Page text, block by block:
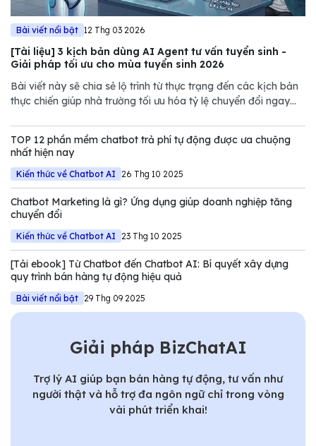
Bài viết nổi bật 12 Thg 03 2026
[Tài liệu] 3 kịch bản dùng AI Agent tư vấn tuyển sinh -
Giải pháp tối ưu cho mùa tuyển sinh 2026
Bài viết này sẽ chia sẻ lộ trình từ thực trạng đến các kịch bản
thực chiến giúp nhà trường tối ưu hóa tỷ lệ chuyển đổi ngay
TOP 12 phần mềm chatbot trả phí tự động được ưa chuộng
nhất hiện nay
Kiến thức về Chatbot AI 26 Thg 10 2025
Chatbot Marketing là gì? Ứng dụng giúp doanh nghiệp tăng
chuyển đổi
Kiến thức về Chatbot AI 23 Thg 10 2025
[Tải ebook] Từ Chatbot đến Chatbot AI: Bí quyết xây dựng
quy trình bán hàng tự động hiệu quả
Bài viết nổi bật 29 Thg 09 2025
Giải pháp BizChatAI
Trợ lý AI giúp bạn bán hàng tự động, tư vấn như
người thật và hỗ trợ đa ngôn ngữ chỉ trong vòng
vài phút triển khai!